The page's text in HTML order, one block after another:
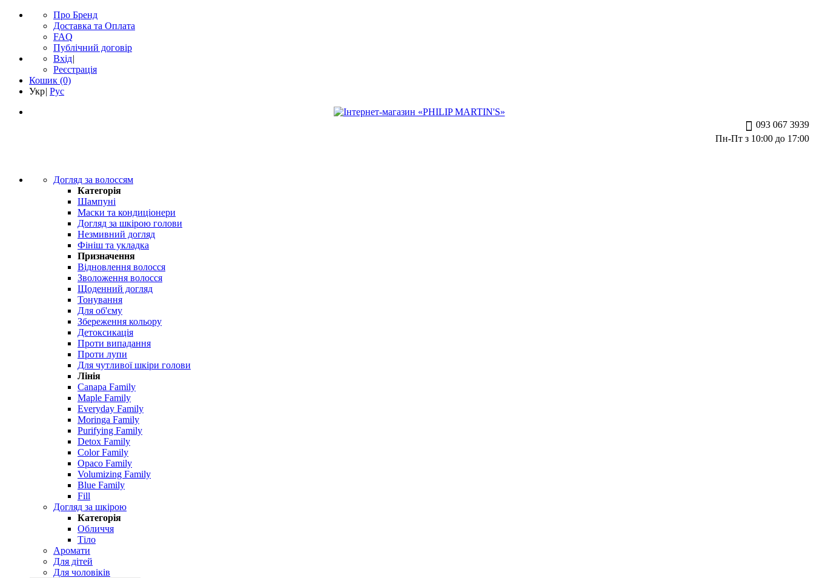
Про Бренд
Доставка та Оплата
FAQ
Публічний договір
Вхід|
Реєстрація
Кошик (0)
Укр| Рус
093 067 3939
Пн-Пт з 10:00 до 17:00
Догляд за волоссям
Категорія
Шампуні
Маски та кондиціонери
Догляд за шкірою голови
Незмивний догляд
Фініш та укладка
Призначення
Відновлення волосся
Зволоження волосся
Щоденний догляд
Тонування
Для об'єму
Збереження кольору
Детоксикація
Проти випадання
Проти лупи
Для чутливої ​​шкіри голови
Лінія
Canapa Family
Maple Family
Everyday Family
Moringa Family
Purifying Family
Detox Family
Color Family
Opaco Family
Volumizing Family
Blue Family
Fill
Догляд за шкірою
Категорія
Обличчя
Тіло
Аромати
Для дітей
Для чоловіків